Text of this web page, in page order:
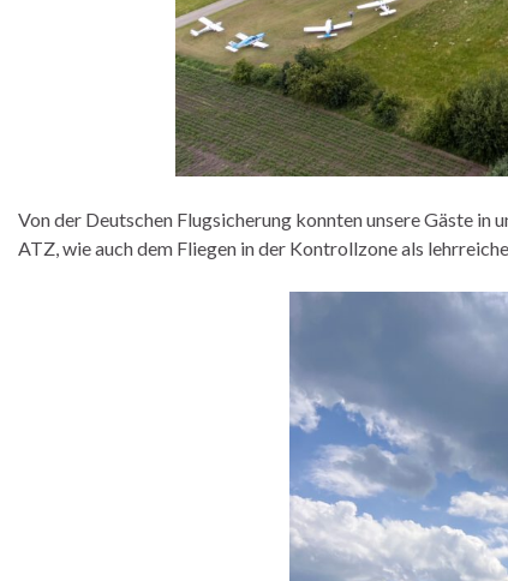
Von der Deutschen Flugsicherung konnten unsere Gäste
ATZ, wie auch dem Fliegen in der Kontrollzone als